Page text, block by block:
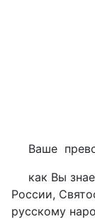
Ваше
как Вы
России,
русскому